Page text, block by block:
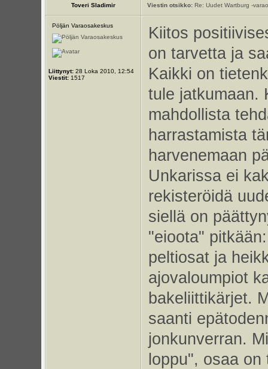
Toveri Sladimir Viestin otsikko:Re: Uudet Wartburg -
Pöljän Varaosakeskus
Liittynyt:28 Loka 2010, 12:54
Viestit:1517
Kiitos
on tarvetta ja
Kaikki on
tule jatkumaan.
mahdollista
harrastamista
harvenemaan
Unkarissa ei
rekisteröidä
siellä on
"eioota"
peltiosat ja
ajovaloumpiot
bakeliittikärjet.
saanti
jonkunverran.
loppu", osaa